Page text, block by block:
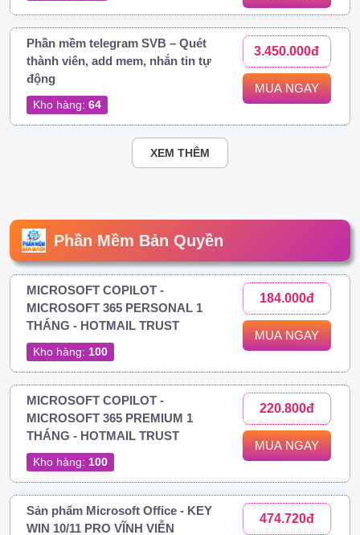
Phần mềm telegram SVB – Quét
thành viên, add mem, nhắn tin tự
động
Kho hàng: 64
3.450.000đ
MUA NGAY
XEM THÊM
Phần Mềm Bản Quyền
MICROSOFT COPILOT -
MICROSOFT 365 PERSONAL 1
THÁNG - HOTMAIL TRUST
Kho hàng: 100
184.000đ
MUA NGAY
MICROSOFT COPILOT -
MICROSOFT 365 PREMIUM 1
THÁNG - HOTMAIL TRUST
Kho hàng: 100
220.800đ
MUA NGAY
Sản phẩm Microsoft Office - KEY
WIN 10/11 PRO VĨNH VIỄN
474.720đ